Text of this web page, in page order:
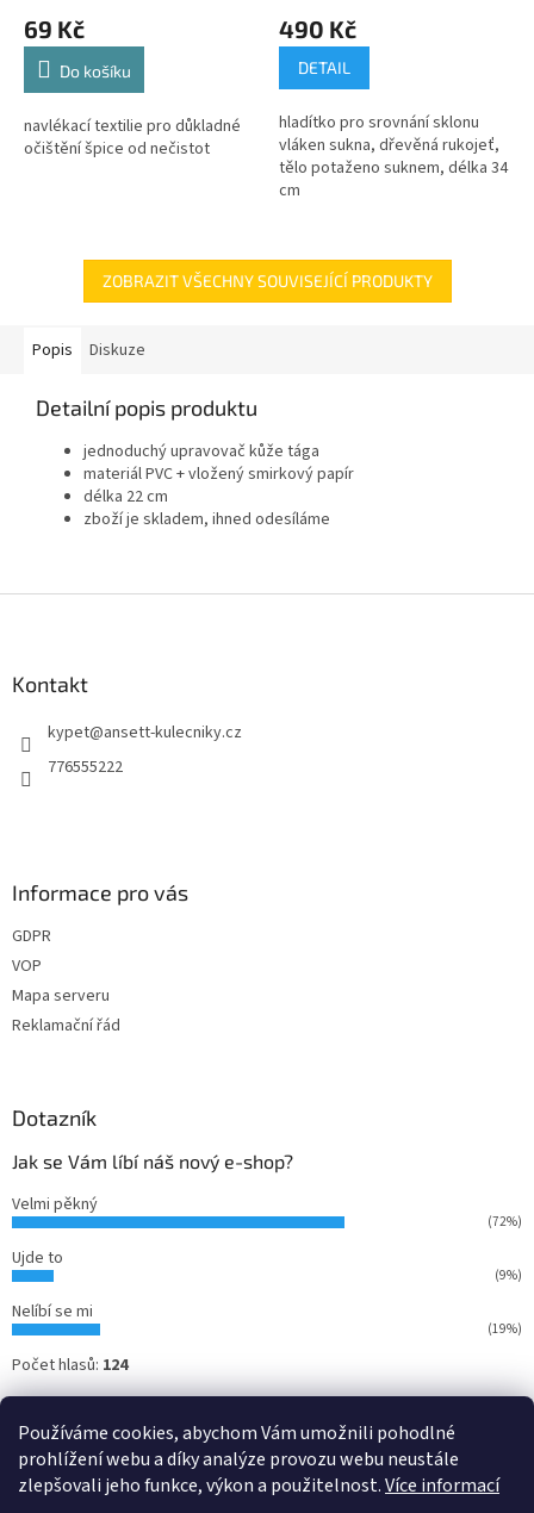
Používáme cookies, abychom Vám umožnili pohodlné
prohlížení webu a díky analýze provozu webu neustále
zlepšovali jeho funkce, výkon a použitelnost.Více informací
69 Kč
Do košíku
navlékací textilie pro důkladné
očištění špice od nečistot
490 Kč
DETAIL
hladítko pro srovnání sklonu
vláken sukna, dřevěná rukojeť,
tělo potaženo suknem, délka 34
cm
ZOBRAZIT VŠECHNY SOUVISEJÍCÍ PRODUKTY
Popis Diskuze
Detailní popis produktu
jednoduchý upravovač kůže tága
materiál PVC + vložený smirkový papír
délka 22 cm
zboží je skladem, ihned odesíláme
Kontakt
kypet@ansett-kulecniky.cz
776555222
Informace pro vás
GDPR
VOP
Mapa serveru
Reklamační řád
Dotazník
Jak se Vám líbí náš nový e-shop?
Velmi pěkný
(72%)
Ujde to
(9%)
Nelíbí se mi
(19%)
Počet hlasů: 124